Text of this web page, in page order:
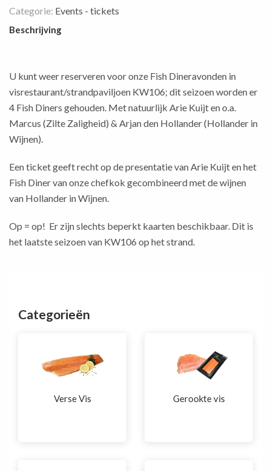
Categorie: Events - tickets
Beschrijving
U kunt weer reserveren voor onze Fish Dineravonden in
visrestaurant/strandpaviljoen KW106; dit seizoen worden er
4 Fish Diners gehouden. Met natuurlijk Arie Kuijt en o.a.
Marcus (Zilte Zaligheid) & Arjan den Hollander (Hollander in
Wijnen).
Een ticket geeft recht op de presentatie van Arie Kuijt en het
Fish Diner van onze chefkok gecombineerd met de wijnen
van Hollander in Wijnen.
Op = op! Er zijn slechts beperkt kaarten beschikbaar. Dit is
het laatste seizoen van KW106 op het strand.
Categorieën
Verse Vis Gerookte vis